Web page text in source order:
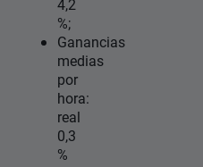
4,2
%;
Ganancias
medias
por
hora:
real
0,3
%